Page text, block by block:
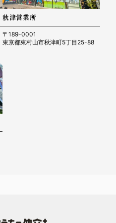
秋津営業所
〒189-0001
東京都東村山市秋津町5丁目25-88